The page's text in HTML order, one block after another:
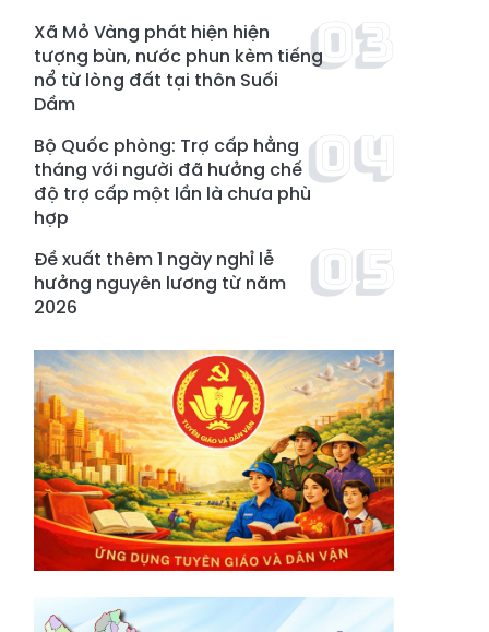
Xã Mỏ Vàng phát hiện hiện
tượng bùn, nước phun kèm tiếng
nổ từ lòng đất tại thôn Suối
Dầm
Bộ Quốc phòng: Trợ cấp hằng
tháng với người đã hưởng chế
độ trợ cấp một lần là chưa phù
hợp
Đề xuất thêm 1 ngày nghỉ lễ
hưởng nguyên lương từ năm
2026